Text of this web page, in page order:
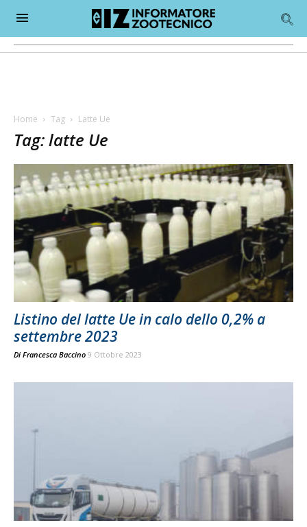
Home Tag Latte Ue
Tag: latte Ue
Listino del latte Ue in calo dello 0,2% a
settembre 2023
Di Francesca Baccino 9 Ottobre 2023